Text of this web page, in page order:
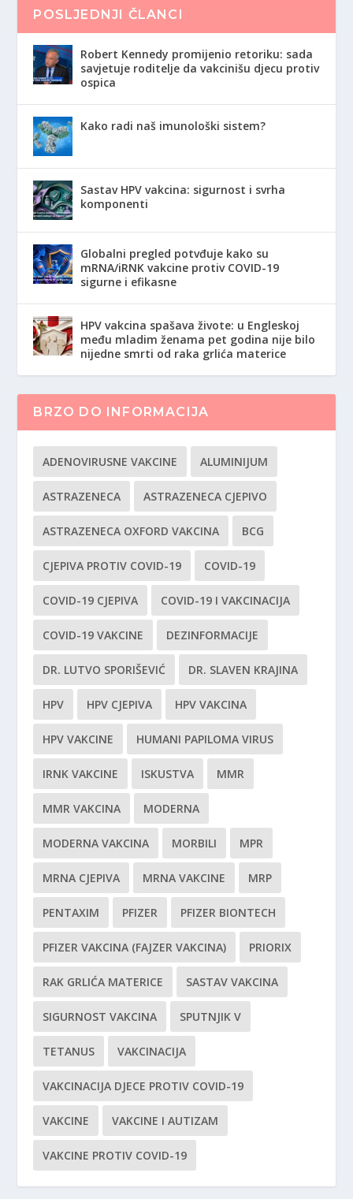
POSLJEDNJI ČLANCI
Robert Kennedy promijenio retoriku: sada
savjetuje roditelje da vakcinišu djecu protiv
ospica
Kako radi naš imunološki sistem?
Sastav HPV vakcina: sigurnost i svrha
komponenti
Globalni pregled potvđuje kako su
mRNA/iRNK vakcine protiv COVID-19
sigurne i efikasne
HPV vakcina spašava živote: u Engleskoj
među mladim ženama pet godina nije bilo
nijedne smrti od raka grlića materice
BRZO DO INFORMACIJA
ADENOVIRUSNE VAKCINE ALUMINIJUM
ASTRAZENECA ASTRAZENECA CJEPIVO
ASTRAZENECA OXFORD VAKCINA BCG
CJEPIVA PROTIV COVID-19 COVID-19
COVID-19 CJEPIVA COVID-19 I VAKCINACIJA
COVID-19 VAKCINE DEZINFORMACIJE
DR. LUTVO SPORIŠEVIĆ DR. SLAVEN KRAJINA
HPV HPV CJEPIVA HPV VAKCINA
HPV VAKCINE HUMANI PAPILOMA VIRUS
IRNK VAKCINE ISKUSTVA MMR
MMR VAKCINA MODERNA
MODERNA VAKCINA MORBILI MPR
MRNA CJEPIVA MRNA VAKCINE MRP
PENTAXIM PFIZER PFIZER BIONTECH
PFIZER VAKCINA (FAJZER VAKCINA) PRIORIX
RAK GRLIĆA MATERICE SASTAV VAKCINA
SIGURNOST VAKCINA SPUTNJIK V
TETANUS VAKCINACIJA
VAKCINACIJA DJECE PROTIV COVID-19
VAKCINE VAKCINE I AUTIZAM
VAKCINE PROTIV COVID-19